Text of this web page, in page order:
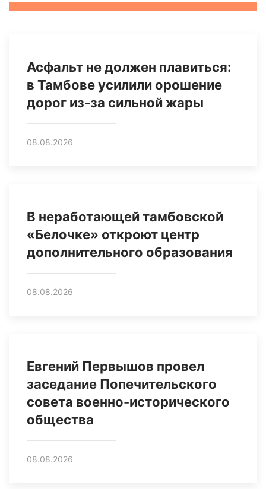
Асфальт не должен плавиться:
в Тамбове усилили орошение
дорог из‑за сильной жары
08.08.2026
В неработающей тамбовской
«Белочке» откроют центр
дополнительного образования
08.08.2026
Евгений Первышов провел
заседание Попечительского
совета военно-исторического
общества
08.08.2026